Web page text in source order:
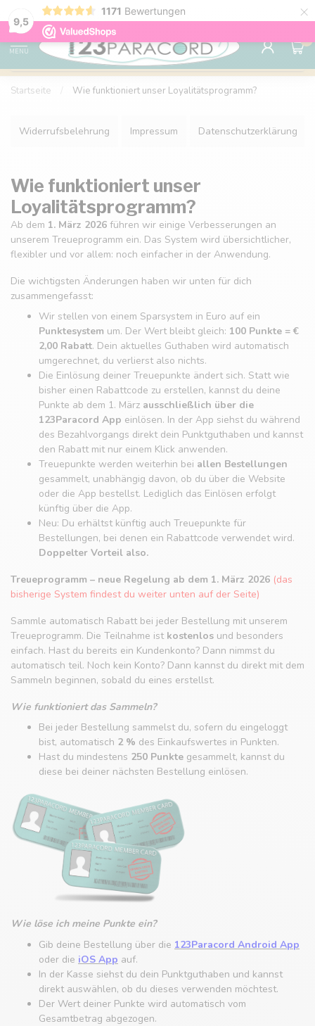
9,5
1171 Bewertungen ×
Kostenlose Lieferung nach Hause ab 150 €
MENU
0
Startseite Wie funktioniert unser Loyalitätsprogramm?
Widerrufsbelehrung Impressum Datenschutzerklärung
Wie funktioniert unser
Loyalitätsprogramm?
Ab dem 1. März 2026 führen wir einige Verbesserungen an
unserem Treueprogramm ein. Das System wird übersichtlicher,
flexibler und vor allem: noch einfacher in der Anwendung.
Die wichtigsten Änderungen haben wir unten für dich
zusammengefasst:
Wir stellen von einem Sparsystem in Euro auf ein
Punktesystem um. Der Wert bleibt gleich: 100 Punkte = €
2,00 Rabatt. Dein aktuelles Guthaben wird automatisch
umgerechnet, du verlierst also nichts.
Die Einlösung deiner Treuepunkte ändert sich. Statt wie
bisher einen Rabattcode zu erstellen, kannst du deine
Punkte ab dem 1. März ausschließlich über die
123Paracord App einlösen. In der App siehst du während
des Bezahlvorgangs direkt dein Punktguthaben und kannst
den Rabatt mit nur einem Klick anwenden.
Treuepunkte werden weiterhin bei allen Bestellungen
gesammelt, unabhängig davon, ob du über die Website
oder die App bestellst. Lediglich das Einlösen erfolgt
künftig über die App.
Neu: Du erhältst künftig auch Treuepunkte für
Bestellungen, bei denen ein Rabattcode verwendet wird.
Doppelter Vorteil also.
Treueprogramm – neue Regelung ab dem 1. März 2026 (das
bisherige System findest du weiter unten auf der Seite)
Sammle automatisch Rabatt bei jeder Bestellung mit unserem
Treueprogramm. Die Teilnahme ist kostenlos und besonders
einfach. Hast du bereits ein Kundenkonto? Dann nimmst du
automatisch teil. Noch kein Konto? Dann kannst du direkt mit dem
Sammeln beginnen, sobald du eines erstellst.
Wie funktioniert das Sammeln?
Bei jeder Bestellung sammelst du, sofern du eingeloggt
bist, automatisch 2 % des Einkaufswertes in Punkten.
Hast du mindestens 250 Punkte gesammelt, kannst du
diese bei deiner nächsten Bestellung einlösen.
Wie löse ich meine Punkte ein?
Gib deine Bestellung über die 123Paracord Android App
oder die iOS App auf.
In der Kasse siehst du dein Punktguthaben und kannst
direkt auswählen, ob du dieses verwenden möchtest.
Der Wert deiner Punkte wird automatisch vom
Gesamtbetrag abgezogen.